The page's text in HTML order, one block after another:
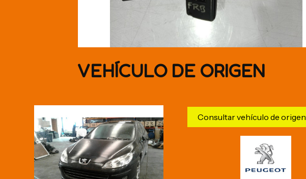
VEHÍCULO DE ORIGEN
Consultar vehículo de origen